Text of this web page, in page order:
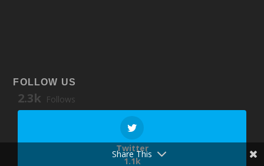
FOLLOW US
2.3k Follows
Twitter
1.1k
Share This